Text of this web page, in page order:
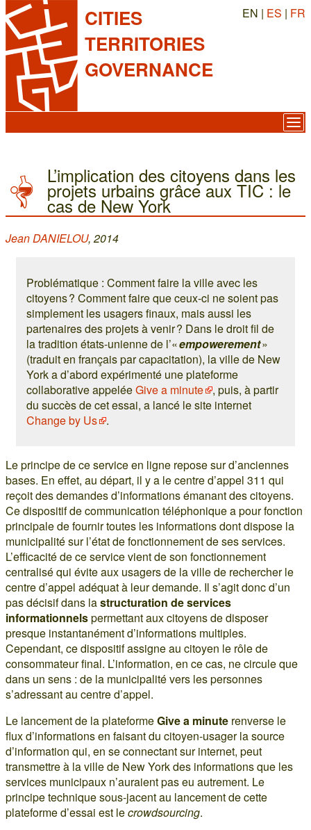
CITIES
TERRITORIES
GOVERNANCE
EN | ES | FR
L’implication des citoyens dans les
projets urbains grâce aux TIC : le
cas de New York
Jean DANIELOU, 2014
Problématique : Comment faire la ville avec les
citoyens ? Comment faire que ceux-ci ne soient pas
simplement les usagers finaux, mais aussi les
partenaires des projets à venir ? Dans le droit fil de
la tradition états-unienne de l’«empowerement»
(traduit en français par capacitation), la ville de New
York a d’abord expérimenté une plateforme
collaborative appeléeGive a minute
, puis, à partir
du succès de cet essai, a lancé le site internet
Change by Us
.
Le principe de ce service en ligne repose sur d’anciennes
bases. En effet, au départ, il y a le centre d’appel 311 qui
reçoit des demandes d’informations émanant des citoyens.
Ce dispositif de communication téléphonique a pour fonction
principale de fournir toutes les informations dont dispose la
municipalité sur l’état de fonctionnement de ses services.
L’efficacité de ce service vient de son fonctionnement
centralisé qui évite aux usagers de la ville de rechercher le
centre d’appel adéquat à leur demande. Il s’agit donc d’un
pas décisif dans lastructuration de services
informationnelspermettant aux citoyens de disposer
presque instantanément d’informations multiples.
Cependant, ce dispositif assigne au citoyen le rôle de
consommateur final. L’information, en ce cas, ne circule que
dans un sens : de la municipalité vers les personnes
s’adressant au centre d’appel.
Le lancement de la plateformeGive a minute renverse le
flux d’informations en faisant du citoyen-usager la source
d’information qui, en se connectant sur internet, peut
transmettre à la ville de New York des informations que les
services municipaux n’auraient pas eu autrement. Le
principe technique sous-jacent au lancement de cette
plateforme d’essai est lecrowdsourcing.